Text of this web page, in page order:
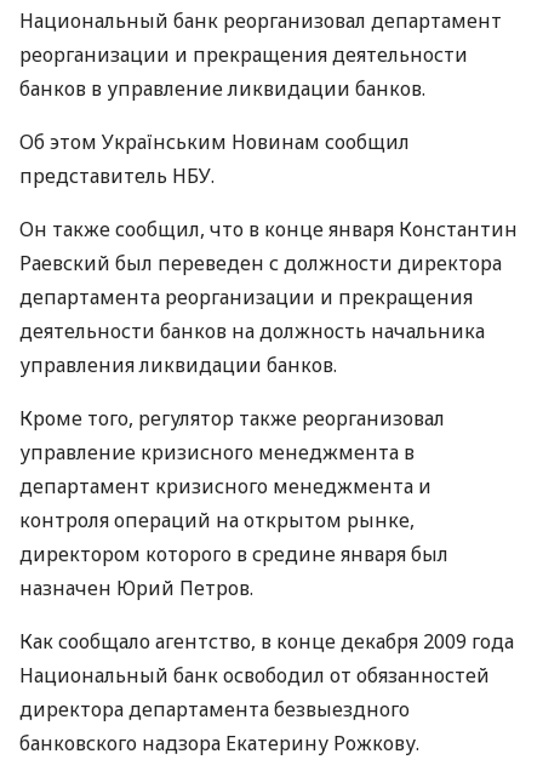
Национальный банк реорганизовал департамент
реорганизации и прекращения деятельности
банков в управление ликвидации банков.
Об этом Українським Новинам сообщил
представитель НБУ.
Он также сообщил, что в конце января Константин
Раевский был переведен с должности директора
департамента реорганизации и прекращения
деятельности банков на должность начальника
управления ликвидации банков.
Кроме того, регулятор также реорганизовал
управление кризисного менеджмента в
департамент кризисного менеджмента и
контроля операций на открытом рынке,
директором которого в средине января был
назначен Юрий Петров.
Как сообщало агентство, в конце декабря 2009 года
Национальный банк освободил от обязанностей
директора департамента безвыездного
банковского надзора Екатерину Рожкову.